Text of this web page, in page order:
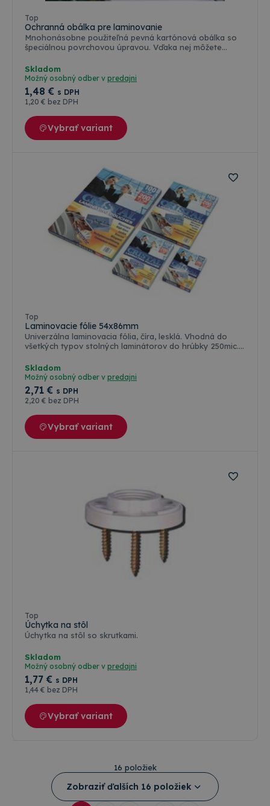
Top
Ochranná obálka pre laminovanie
Mnohonásobne použiteľná pevná kartónová obálka so
špeciálnou povrchovou úpravou. Vďaka nej môžete
valcami laminátoru. Zamedzí možnosti poškodenia
laminovaného materiálu (nenatočí sa na valec).
Skladom
Možný osobný odber v predajni
1,48 € s DPH
1,20 € bez DPH
Vybrať variant
Farebné varianty
Top
Laminovacie fólie 54x86mm
Univerzálna laminovacia fólia, číra, lesklá. Vhodná do
všetkých typov stolných laminátorov do hrúbky 250mic.
fólie. Balenie 100 ks.
Skladom
Možný osobný odber v predajni
2,71 € s DPH
2,20 € bez DPH
Vybrať variant
Top
Úchytka na stôl
Úchytka na stôl so skrutkami.
Skladom
Možný osobný odber v predajni
1,77 € s DPH
1,44 € bez DPH
Vybrať variant
16 položiek
Zobraziť ďalších 16 položiek